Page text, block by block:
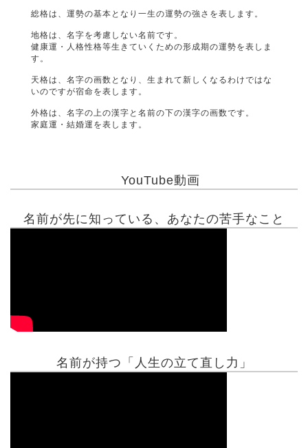
総格は、運勢の基本となり一生の運勢の強さを表します。
地格は、名字を考慮しない名前です。
健康運・人格性格等生きていくための形成期の運勢を表しま
す。
天格は、名字の画数となり、生まれて新しくなるわけではな
いのですが宿命を表します。
外格は、名字の上の漢字と名前の下の漢字の画数です。
家庭運・結婚運を表します。
YouTube動画
名前が先に知っている、あなたの苦手なこと
名前が持つ「人生の立て直し力」